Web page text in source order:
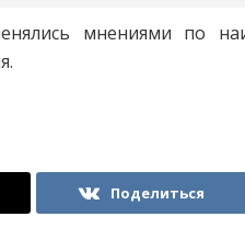
мнениями по
Поделиться